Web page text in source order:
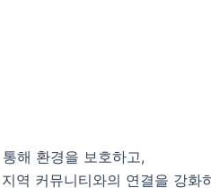
해 환경을 보호하고,
역 커뮤니티와의 연결을 강화